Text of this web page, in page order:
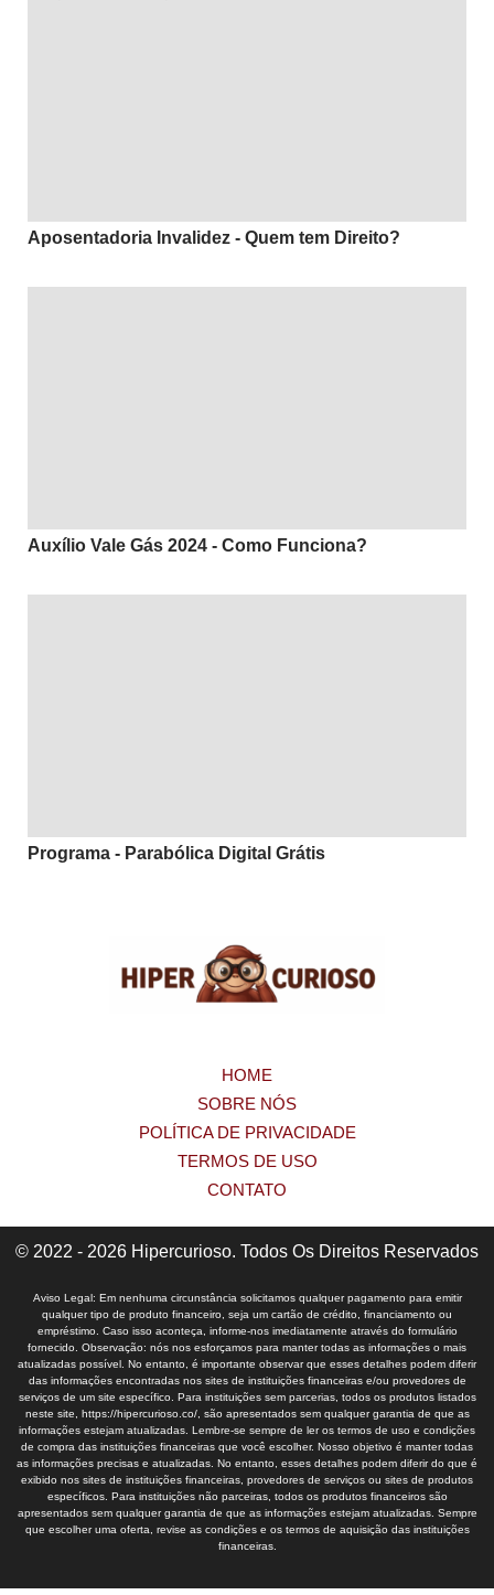
Aposentadoria Invalidez - Quem tem Direito?
Auxílio Vale Gás 2024 - Como Funciona?
Programa - Parabólica Digital Grátis
HOME
SOBRE NÓS
POLÍTICA DE PRIVACIDADE
TERMOS DE USO
CONTATO
© 2022 - 2026 Hipercurioso. Todos Os Direitos Reservados
Aviso Legal: Em nenhuma circunstância solicitamos qualquer pagamento para emitir
qualquer tipo de produto financeiro, seja um cartão de crédito, financiamento ou
empréstimo. Caso isso aconteça, informe-nos imediatamente através do formulário
fornecido. Observação: nós nos esforçamos para manter todas as informações o mais
atualizadas possível. No entanto, é importante observar que esses detalhes podem diferir
das informações encontradas nos sites de instituições financeiras e/ou provedores de
serviços de um site específico. Para instituições sem parcerias, todos os produtos listados
neste site, https://hipercurioso.co/, são apresentados sem qualquer garantia de que as
informações estejam atualizadas. Lembre-se sempre de ler os termos de uso e condições
de compra das instituições financeiras que você escolher. Nosso objetivo é manter todas
as informações precisas e atualizadas. No entanto, esses detalhes podem diferir do que é
exibido nos sites de instituições financeiras, provedores de serviços ou sites de produtos
específicos. Para instituições não parceiras, todos os produtos financeiros são
apresentados sem qualquer garantia de que as informações estejam atualizadas. Sempre
que escolher uma oferta, revise as condições e os termos de aquisição das instituições
financeiras.